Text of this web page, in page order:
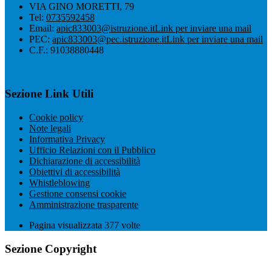
VIA GINO MORETTI, 79
Tel: 0735592458
Email: apic833003@istruzione.itLink per inviare una mail
PEC: apic833003@pec.istruzione.itLink per inviare una mail
C.F.: 91038880448
Sezione Link Utili
Cookie policy
Note legali
Informativa Privacy
Ufficio Relazioni con il Pubblico
Dichiarazione di accessibilità
Obiettivi di accessibilità
Whistleblowing
Gestione consensi cookie
Amministrazione trasparente
Pagina visualizzata 377 volte
Sezione Copyright